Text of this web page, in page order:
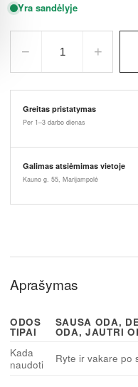
Aprašymas
ODOS
TIPAI
SAUSA ODA,
ODA, JAUTRI
Kada
naudoti
Ryte ir vakare po
Yra sandėlyje
− 1 +
Greitas pristatymas
Per 1–3 darbo dienas
Galimas atsiėmimas vietoje
Kauno g. 55, Marijampolė